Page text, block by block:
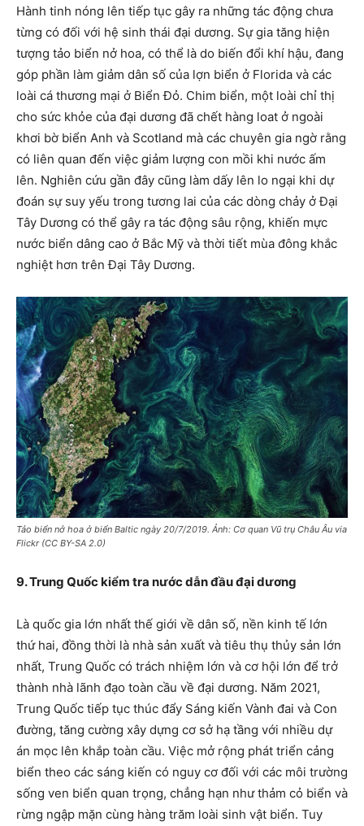
Hành tinh nóng lên tiếp tục gây ra những tác động chưa
từng có đối với hệ sinh thái đại dương. Sự gia tăng hiện
tượng tảo biển nở hoa, có thể là do biến đổi khí hậu, đang
góp phần làm giảm dân số của lợn biển ở Florida và các
loài cá thương mại ở Biển Đỏ. Chim biển, một loài chỉ thị
cho sức khỏe của đại dương đã chết hàng loat ở ngoài
khơi bờ biển Anh và Scotland mà các chuyên gia ngờ rằng
có liên quan đến việc giảm lượng con mồi khi nước ấm
lên. Nghiên cứu gần đây cũng làm dấy lên lo ngại khi dự
đoán sự suy yếu trong tương lai của các dòng chảy ở Đại
Tây Dương có thể gây ra tác động sâu rộng, khiến mực
nước biển dâng cao ở Bắc Mỹ và thời tiết mùa đông khắc
nghiệt hơn trên Đại Tây Dương.
Tảo biển nở hoa ở biển Baltic ngày 20/7/2019. Ảnh: Cơ quan Vũ trụ Châu Âu via
Flickr (CC BY-SA 2.0)
9. Trung Quốc kiểm tra nước dẫn đầu đại dương
Là quốc gia lớn nhất thế giới về dân số, nền kinh tế lớn
thứ hai, đồng thời là nhà sản xuất và tiêu thụ thủy sản lớn
nhất, Trung Quốc có trách nhiệm lớn và cơ hội lớn để trở
thành nhà lãnh đạo toàn cầu về đại dương. Năm 2021,
Trung Quốc tiếp tục thúc đẩy Sáng kiến ​​Vành đai và Con
đường, tăng cường xây dựng cơ sở hạ tầng với nhiều dự
án mọc lên khắp toàn cầu. Việc mở rộng phát triển cảng
biển theo các sáng kiến ​​có nguy cơ đối với các môi trường
sống ven biển quan trọng, chẳng hạn như thảm cỏ biển và
rừng ngập mặn cùng hàng trăm loài sinh vật biển. Tuy